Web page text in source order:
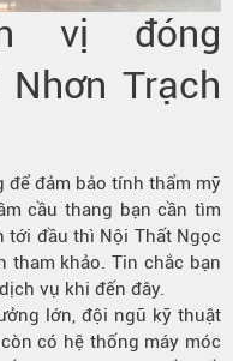
vị đóng
Trạch
đảm bảo tính thẩm mỹ
cầu thang bạn cần tìm
tới đầu thì Nội Thất Ngọc
tham khảo. Tin chắc bạn
vụ khi đến đây.
lớn, đội ngũ kỹ thuật
có hệ thống máy móc